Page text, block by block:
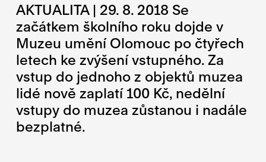
AKTUALITA | 29. 8. 2018 Se
začátkem školního roku dojde v
Muzeu umění Olomouc po čtyřech
letech ke zvýšení vstupného. Za
vstup do jednoho z objektů muzea
lidé nově zaplatí 100 Kč, nedělní
vstupy do muzea zůstanou i nadále
bezplatné.